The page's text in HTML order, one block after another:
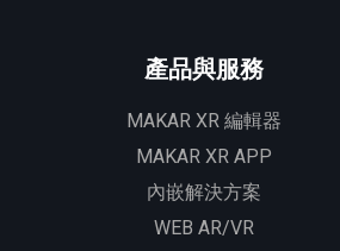
產品與服務
MAKAR XR 編輯器
MAKAR XR APP
內嵌解決方案
WEB AR/VR